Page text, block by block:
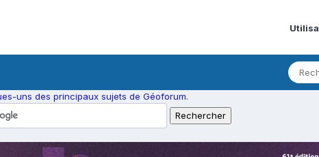
uns des principaux sujets de Géoforum.